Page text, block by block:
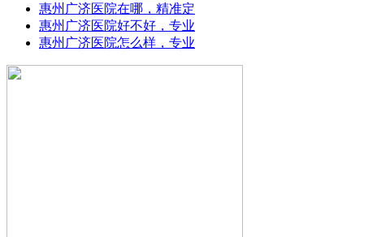
惠州广济医院在哪，精准定
惠州广济医院好不好，专业
惠州广济医院怎么样，专业